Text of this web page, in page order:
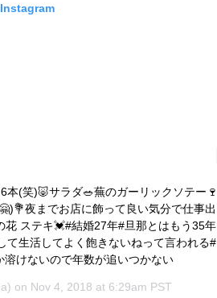
(笑)🐷サラダ🥗蕪のガーリックソテー🍷
夜までお店に飾って良い気分で仕事出
ステキ💓#結婚27年#旦那とはもう35年
て生活してよく飽きないねって言われる#
けないので年数が追いつかない
on Nov 4, 2018 at 6:29am PST